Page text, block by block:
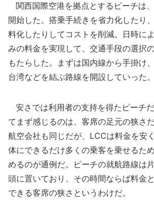
関西国際空港を拠点とするピーチは
開始した。搭乗手続きを省力化したり
料化したりしてコストを削減。日時に
みの料金を実現して、交通手段の選択
もたらした。まずは国内線から手掛け
台湾などを結ぶ路線を開設していった。
安さでは利用者の支持を得たピーチ
てまず感じるのは、客席の足元の狭さ
航空会社も同じだが、LCCは料金を安
体にできるだけ多くの乗客を乗せるた
めるのが通例だ。ピーチの就航路線は
頭に置いており、その時間ならば料金
できる客席の狭さというわけだ。